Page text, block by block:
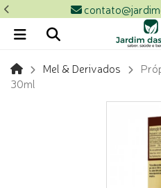
Mel & Derivados
30ml